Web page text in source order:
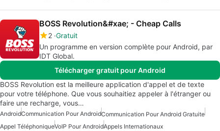
BOSS Revolution&#xae; - Cheap Calls
2 Gratuit
Un programme en version complète pour Android, par
IDT Global.
Télécharger gratuit pour Android
BOSS Revolution est la meilleure application d'appel et de texte
pour votre téléphone. Que vous souhaitiez appeler à l'étranger ou
faire une recharge, vous…
AndroidCommunication Pour AndroidCommunication Pour Android Gratuite
Appel TéléphoniqueVoIP Pour AndroidAppels Internationaux